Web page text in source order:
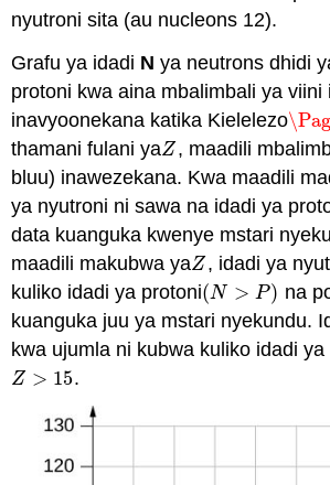
nyutroni sita (au nucleons 12).
Grafu ya idadi N ya neutrons dhidi
protoni kwa aina mbalimbali ya
inavyoonekana katika Kielelezo
thamani fulani yaZ
Z , maadili
bluu) inawezekana. Kwa maadili
ya nyutroni ni sawa na idadi ya
data kuanguka kwenye mstari
maadili makubwa yaZ
Z , idadi ya
kuliko idadi ya protoni(N > P)
(N>P )
na
kuanguka juu ya mstari nyekundu.
kwa ujumla ni kubwa kuliko idadi
Z > 15
Z>15 .